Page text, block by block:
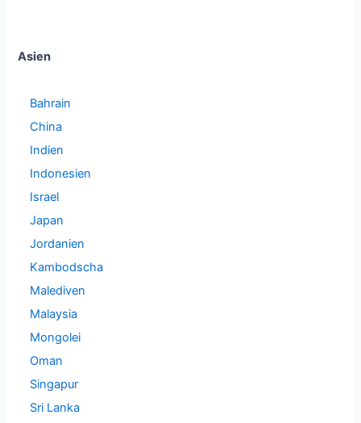
Asien
Bahrain
China
Indien
Indonesien
Israel
Japan
Jordanien
Kambodscha
Malediven
Malaysia
Mongolei
Oman
Singapur
Sri Lanka